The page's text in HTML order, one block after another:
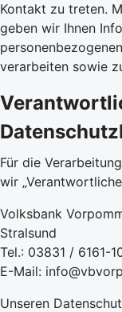
Kontakt zu treten.
geben wir Ihnen
verarbeiten sowie
Für die
wir
Volksbank
Stralsund
Tel.: 03831 / 6161-
E-Mail:
Unseren